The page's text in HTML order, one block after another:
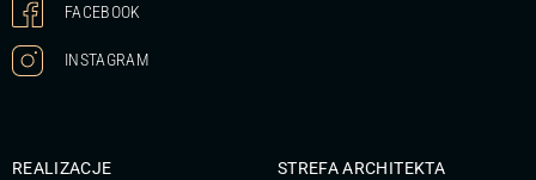
FACEBOOK
INSTAGRAM
REALIZACJE STREFA ARCHITEKTA